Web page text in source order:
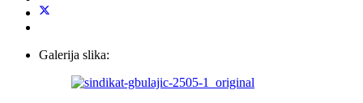
Galerija slika: